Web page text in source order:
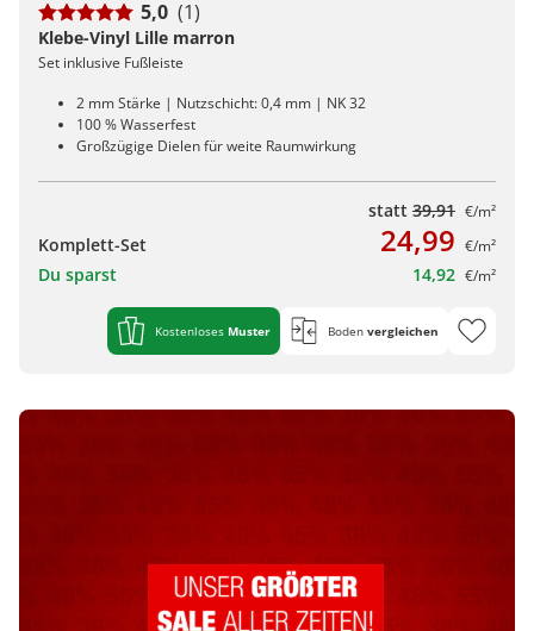
5,0 (1)
Klebe-Vinyl Lille marron
Set inklusive Fußleiste
2 mm Stärke | Nutzschicht: 0,4 mm | NK 32
100 % Wasserfest
Großzügige Dielen für weite Raumwirkung
statt 39,91 €/m²
Komplett-Set 24,99 €/m²
Du sparst 14,92 €/m²
Kostenloses Muster Boden vergleichen